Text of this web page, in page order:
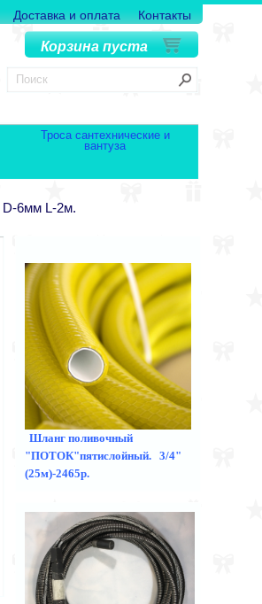
Доставка и оплата Контакты
Корзина пуста
Троса сантехнические и
вантуза
D-6мм L-2м.
Шланг поливочный
"ПОТОК"пятислойный. 3/4"
(25м)-2465р.